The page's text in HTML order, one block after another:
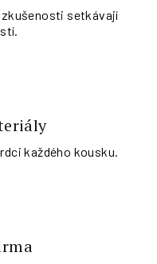
zkušenosti setkávají
každého kousku.